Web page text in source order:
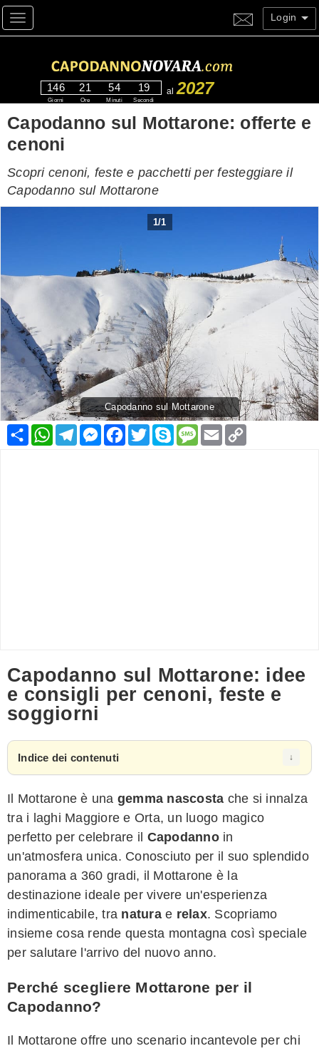
Toggle navigation Login
146
Giorni
21
Ore
54
Minuti
18
Secondi
al 2027
Capodanno sul Mottarone: offerte e
cenoni
Scopri cenoni, feste e pacchetti per festeggiare il
Capodanno sul Mottarone
1/1
Capodanno sul Mottarone
Condividi
WhatsApp
Telegram
Messenger
Facebook
TwitterSkypeMessage
Email
Capodanno sul Mottarone: idee
e consigli per cenoni, feste e
soggiorni
Indice dei contenuti
Il Mottarone è una gemma nascosta che si innalza
tra i laghi Maggiore e Orta, un luogo magico
perfetto per celebrare il Capodannoin
un'atmosfera unica. Conosciuto per il suo splendido
panorama a 360 gradi, il Mottarone è la
destinazione ideale per vivere un'esperienza
indimenticabile, tra naturae relax. Scopriamo
insieme cosa rende questa montagna così speciale
per salutare l'arrivo del nuovo anno.
Perché scegliere Mottarone per il
Capodanno?
Il Mottarone offre uno scenario incantevole per chi